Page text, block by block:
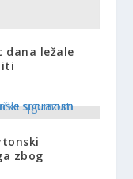
dana ležale
zbog